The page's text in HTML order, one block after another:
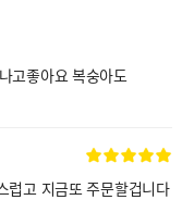
고좋아요 복숭아도
럽고 지금또 주문할겁니다